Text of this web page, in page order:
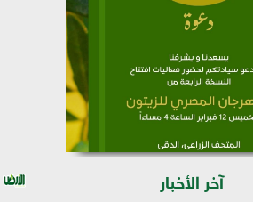
آخر الأخبار